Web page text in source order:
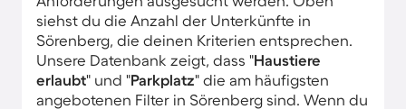
siehst du die Anzahl der Unterkünfte in
Sörenberg, die deinen Kriterien entsprechen.
Unsere Datenbank zeigt, dass "Haustiere
erlaubt" und "Parkplatz" die am häufigsten
angebotenen Filter in Sörenberg sind. Wenn du